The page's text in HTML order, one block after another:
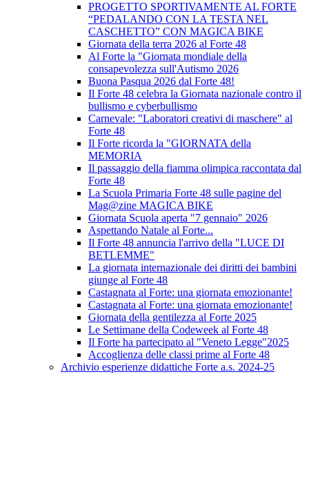
PROGETTO SPORTIVAMENTE AL FORTE
“PEDALANDO CON LA TESTA NEL
CASCHETTO” CON MAGICA BIKE
Giornata della terra 2026 al Forte 48
Al Forte la "Giornata mondiale della
consapevolezza sull'Autismo 2026
Buona Pasqua 2026 dal Forte 48!
Il Forte 48 celebra la Giornata nazionale contro il
bullismo e cyberbullismo
Carnevale: "Laboratori creativi di maschere" al
Forte 48
Il Forte ricorda la "GIORNATA della
MEMORIA
Il passaggio della fiamma olimpica raccontata dal
Forte 48
La Scuola Primaria Forte 48 sulle pagine del
Mag@zine MAGICA BIKE
Giornata Scuola aperta "7 gennaio" 2026
Aspettando Natale al Forte...
Il Forte 48 annuncia l'arrivo della "LUCE DI
BETLEMME"
La giornata internazionale dei diritti dei bambini
giunge al Forte 48
Castagnata al Forte: una giornata emozionante!
Castagnata al Forte: una giornata emozionante!
Giornata della gentilezza al Forte 2025
Le Settimane della Codeweek al Forte 48
Il Forte ha partecipato al "Veneto Legge"2025
Accoglienza delle classi prime al Forte 48
Archivio esperienze didattiche Forte a.s. 2024-25